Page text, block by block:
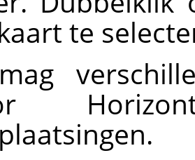
te